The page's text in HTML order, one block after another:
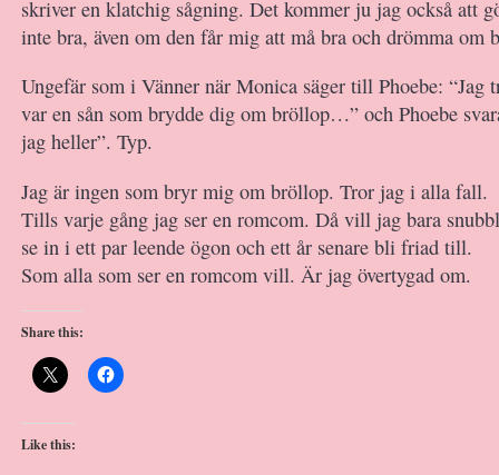
skriver en klatchig sågning. Det kommer ju jag också att
inte bra, även om den får mig att må bra och drömma om
Ungefär som i Vänner när Monica säger till Phoebe: “Jag
var en sån som brydde dig om bröllop…” och Phoebe
jag heller”. Typ.
Jag är ingen som bryr mig om bröllop. Tror jag i alla fall.
Tills varje gång jag ser en romcom. Då vill jag bara
se in i ett par leende ögon och ett år senare bli friad till.
Som alla som ser en romcom vill. Är jag övertygad om.
Share this:
Like this: